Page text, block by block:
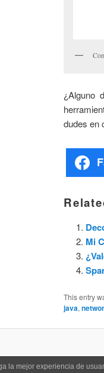
¿Alguno
dudes en
Mi
This entry
java,
la mejor experiencia de